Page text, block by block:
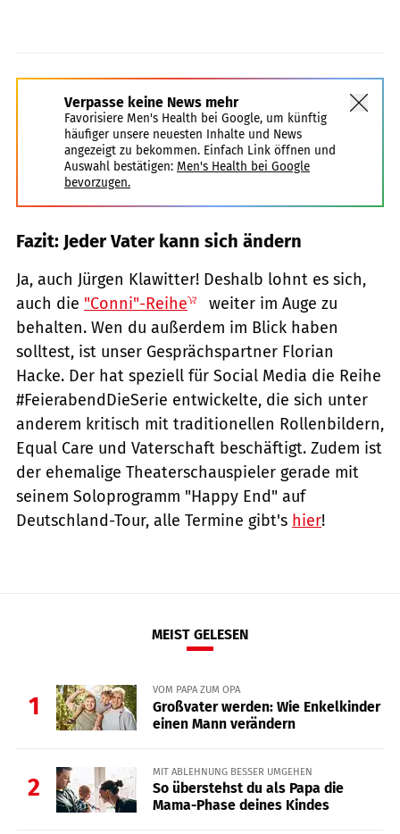
Verpasse keine News mehr
Favorisiere Men's Health bei Google, um künftig
häufiger unsere neuesten Inhalte und News
angezeigt zu bekommen. Einfach Link öffnen und
Auswahl bestätigen: Men's Health bei Google
bevorzugen.
Fazit: Jeder Vater kann sich ändern
Ja, auch Jürgen Klawitter! Deshalb lohnt es sich,
auch die "Conni"-Reihe
weiter im Auge zu
behalten. Wen du außerdem im Blick haben
solltest, ist unser Gesprächspartner Florian
Hacke. Der hat speziell für Social Media die Reihe
#FeierabendDieSerie entwickelte, die sich unter
anderem kritisch mit traditionellen Rollenbildern,
Equal Care und Vaterschaft beschäftigt. Zudem ist
der ehemalige Theaterschauspieler gerade mit
seinem Soloprogramm "Happy End" auf
Deutschland-Tour, alle Termine gibt's hier!
MEIST GELESEN
1
VOM PAPA ZUM OPA
Großvater werden: Wie Enkelkinder
einen Mann verändern
2
MIT ABLEHNUNG BESSER UMGEHEN
So überstehst du als Papa die
Mama-Phase deines Kindes